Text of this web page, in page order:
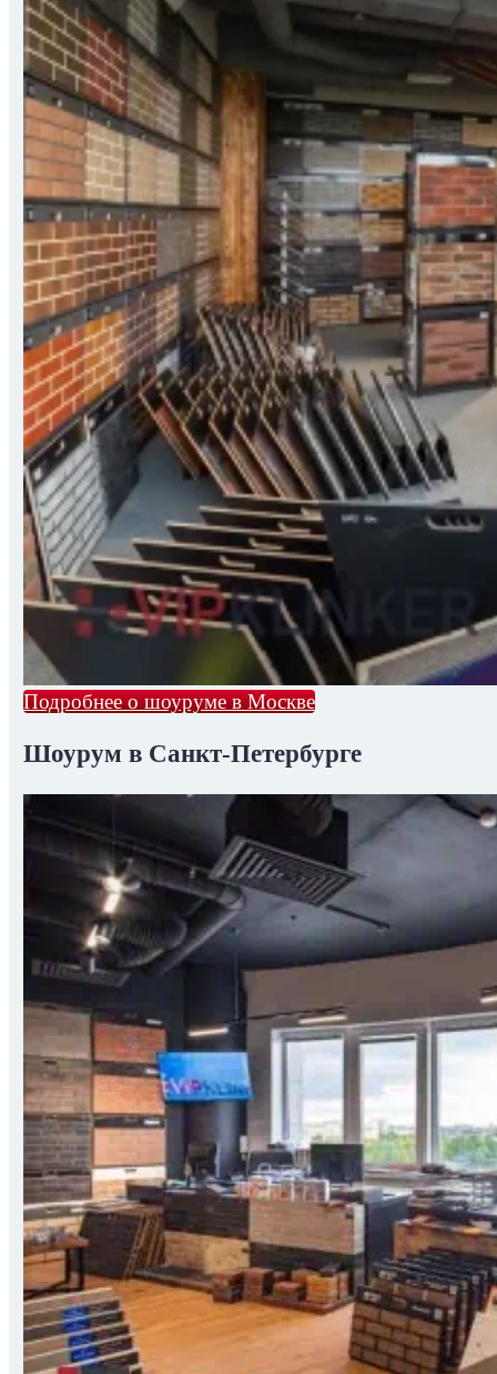
Подробнее о шоуруме в Москве
Шоурум в Санкт-Петербурге